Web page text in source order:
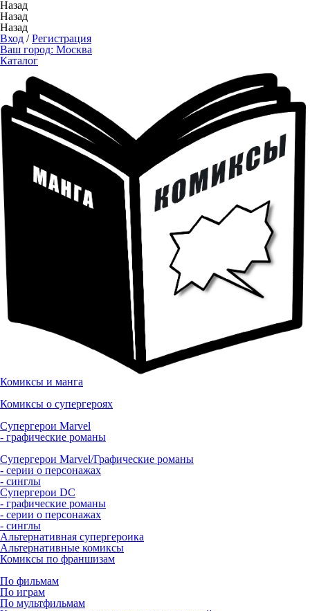
Назад
Назад
Назад
Вход /Регистрация
Ваш город: Москва
Каталог
Комиксы и манга
Комиксы о супергероях
Супергерои Marvel
- графические романы
Супергерои Marvel/Графические романы
- серии о персонажах
- синглы
Супергерои DC
- графические романы
- серии о персонажах
- синглы
Альтернативная супергероика
Альтернативные комиксы
Комиксы по франшизам
По фильмам
По играм
По мультфильмам